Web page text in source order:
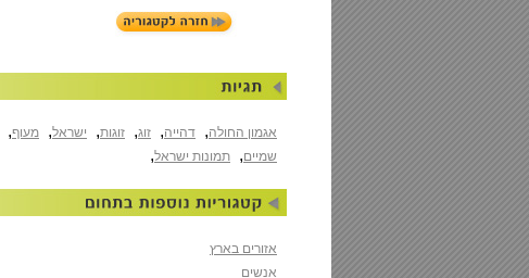
אגמון החולה, דהייה, זוג, זוגות, ישראל, מעוף,
שמיים, תמונות ישראל,
אזורים בארץ
אנשים